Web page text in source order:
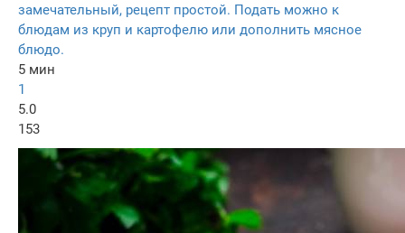
замечательный, рецепт простой. Подать можно к
блюдам из круп и картофелю или дополнить мясное
блюдо.
5 мин
1
5.0
153